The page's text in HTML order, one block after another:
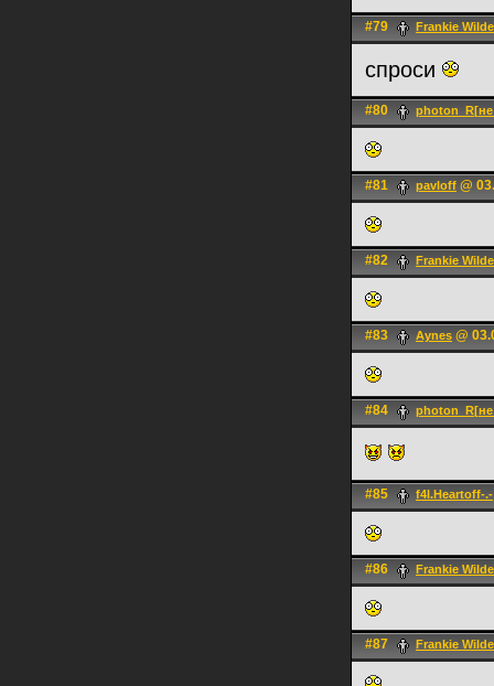
#79 Frankie
спроси
#80
#81 pavloff @
#82 Frankie
#83 Aynes @
#84
#85 f4l.Heartoff-.-
#86 Frankie
#87 Frankie